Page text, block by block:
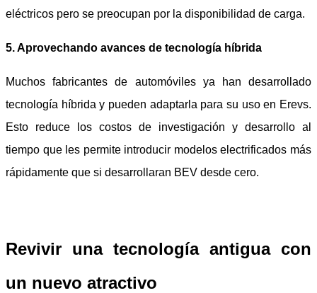
eléctricos pero se preocupan por la disponibilidad de carga.
5. Aprovechando avances de tecnología híbrida
Muchos fabricantes de automóviles ya han desarrollado
tecnología híbrida y pueden adaptarla para su uso en Erevs.
Esto reduce los costos de investigación y desarrollo al
tiempo que les permite introducir modelos electrificados más
rápidamente que si desarrollaran BEV desde cero.
Revivir una tecnología antigua con
un nuevo atractivo